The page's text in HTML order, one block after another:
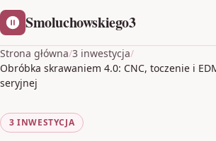
Smoluchowskiego3
Strona główna/3 inwestycja/
Obróbka skrawaniem 4.0: CNC, toczenie i
seryjnej
3 INWESTYCJA